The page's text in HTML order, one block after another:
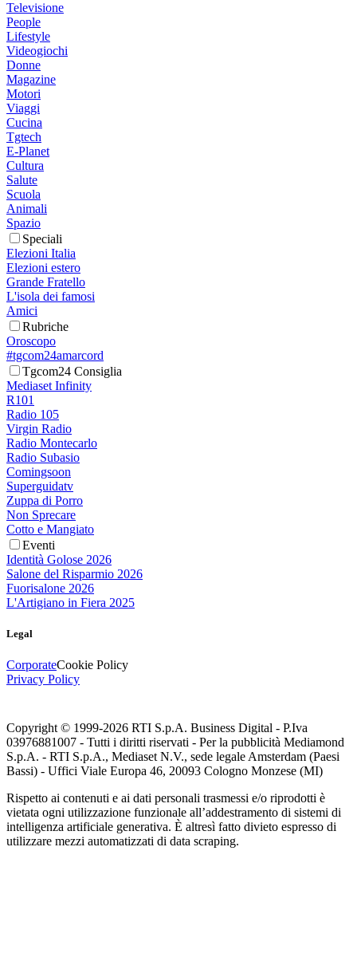
Televisione
People
Lifestyle
Videogiochi
Donne
Magazine
Motori
Viaggi
Cucina
Tgtech
E-Planet
Cultura
Salute
Scuola
Animali
Spazio
Speciali
Elezioni Italia
Elezioni estero
Grande Fratello
L'isola dei famosi
Amici
Rubriche
Oroscopo
#tgcom24amarcord
Tgcom24 Consiglia
Mediaset Infinity
R101
Radio 105
Virgin Radio
Radio Montecarlo
Radio Subasio
Comingsoon
Superguidatv
Zuppa di Porro
Non Sprecare
Cotto e Mangiato
Eventi
Identità Golose 2026
Salone del Risparmio 2026
Fuorisalone 2026
L'Artigiano in Fiera 2025
Legal
CorporateCookie Policy
Privacy Policy
Copyright © 1999-2026 RTI S.p.A. Business Digital - P.Iva
03976881007 - Tutti i diritti riservati - Per la pubblicità Mediamond
S.p.A. - RTI S.p.A., Mediaset N.V., sede legale Amsterdam (Paesi
Bassi) - Uffici Viale Europa 46, 20093 Cologno Monzese (MI)
Rispetto ai contenuti e ai dati personali trasmessi e/o riprodotti è
vietata ogni utilizzazione funzionale all’addestramento di sistemi di
intelligenza artificiale generativa. È altresì fatto divieto espresso di
utilizzare mezzi automatizzati di data scraping.